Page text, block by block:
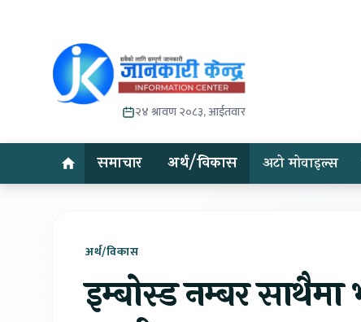
२४ श्रावण २०८३, आईतवार
समाचार अर्थ/विकास अटो मोवाइल्स
अर्थ/विकास
इम्बोस्ड नम्बर साथैमा